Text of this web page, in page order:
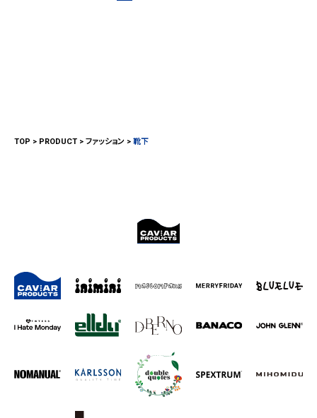
TOP PRODUCT ファッション 靴下